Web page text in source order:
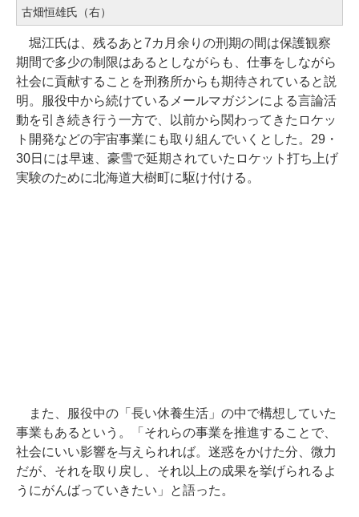
古畑恒雄氏（右）
堀江氏は、残るあと7カ月余りの刑期の間は保護観察
期間で多少の制限はあるとしながらも、仕事をしながら
社会に貢献することを刑務所からも期待されていると説
明。服役中から続けているメールマガジンによる言論活
動を引き続き行う一方で、以前から関わってきたロケッ
ト開発などの宇宙事業にも取り組んでいくとした。29・
30日には早速、豪雪で延期されていたロケット打ち上げ
実験のために北海道大樹町に駆け付ける。
また、服役中の「長い休養生活」の中で構想していた
事業もあるという。「それらの事業を推進することで、
社会にいい影響を与えられれば。迷惑をかけた分、微力
だが、それを取り戻し、それ以上の成果を挙げられるよ
うにがんばっていきたい」と語った。